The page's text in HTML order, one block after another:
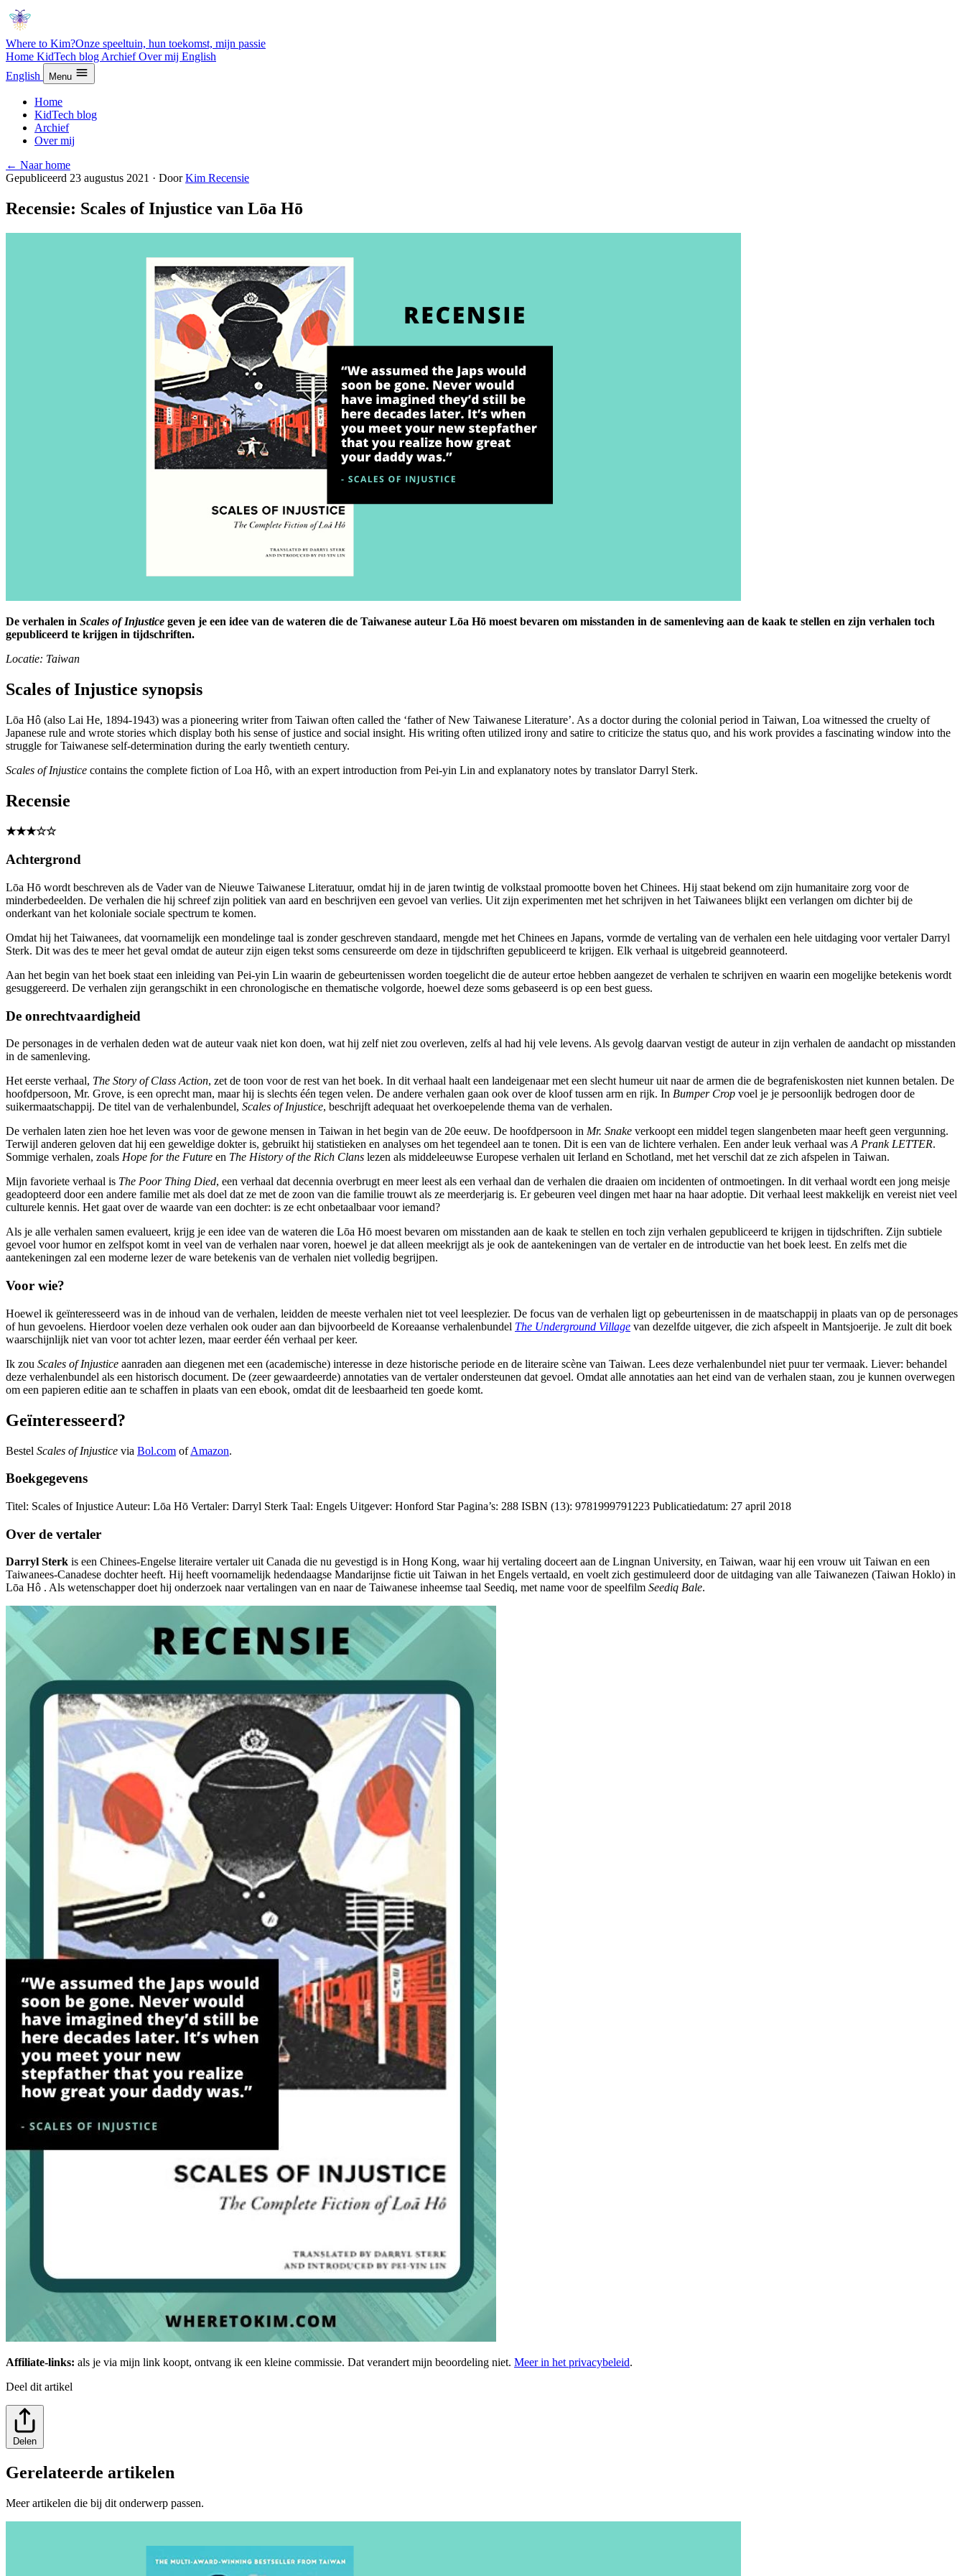
Where to Kim?Onze speeltuin, hun toekomst, mijn passie
Home KidTech blog ArchiefOver mij English
English
Menu
Home
KidTech blog
Archief
Over mij
← Naar home
Gepubliceerd 23 augustus 2021 · DoorKim Recensie
Recensie: Scales of Injustice van Lōa Hō
De verhalen in Scales of Injustice geven je een idee van de wateren die de Taiwanese auteur Lōa Hō moest bevaren om misstanden in de samenleving aan de kaak te stellen en zijn verhalen toch
gepubliceerd te krijgen in tijdschriften.
Locatie: Taiwan
Scales of Injustice synopsis
Lōa Hô (also Lai He, 1894-1943) was a pioneering writer from Taiwan often called the ‘father of New Taiwanese Literature’. As a doctor during the colonial period in Taiwan, Loa witnessed the cruelty of
Japanese rule and wrote stories which display both his sense of justice and social insight. His writing often utilized irony and satire to criticize the status quo, and his work provides a fascinating window into the
struggle for Taiwanese self-determination during the early twentieth century.
Scales of Injustice contains the complete fiction of Loa Hô, with an expert introduction from Pei-yin Lin and explanatory notes by translator Darryl Sterk.
Recensie
★★★☆☆
Achtergrond
Lōa Hō wordt beschreven als de Vader van de Nieuwe Taiwanese Literatuur, omdat hij in de jaren twintig de volkstaal promootte boven het Chinees. Hij staat bekend om zijn humanitaire zorg voor de
minderbedeelden. De verhalen die hij schreef zijn politiek van aard en beschrijven een gevoel van verlies. Uit zijn experimenten met het schrijven in het Taiwanees blijkt een verlangen om dichter bij de
onderkant van het koloniale sociale spectrum te komen.
Omdat hij het Taiwanees, dat voornamelijk een mondelinge taal is zonder geschreven standaard, mengde met het Chinees en Japans, vormde de vertaling van de verhalen een hele uitdaging voor vertaler Darryl
Sterk. Dit was des te meer het geval omdat de auteur zijn eigen tekst soms censureerde om deze in tijdschriften gepubliceerd te krijgen. Elk verhaal is uitgebreid geannoteerd.
Aan het begin van het boek staat een inleiding van Pei-yin Lin waarin de gebeurtenissen worden toegelicht die de auteur ertoe hebben aangezet de verhalen te schrijven en waarin een mogelijke betekenis wordt
gesuggereerd. De verhalen zijn gerangschikt in een chronologische en thematische volgorde, hoewel deze soms gebaseerd is op een best guess.
De onrechtvaardigheid
De personages in de verhalen deden wat de auteur vaak niet kon doen, wat hij zelf niet zou overleven, zelfs al had hij vele levens. Als gevolg daarvan vestigt de auteur in zijn verhalen de aandacht op misstanden
in de samenleving.
Het eerste verhaal, The Story of Class Action, zet de toon voor de rest van het boek. In dit verhaal haalt een landeigenaar met een slecht humeur uit naar de armen die de begrafeniskosten niet kunnen betalen. De
hoofdpersoon, Mr. Grove, is een oprecht man, maar hij is slechts één tegen velen. De andere verhalen gaan ook over de kloof tussen arm en rijk. In Bumper Crop voel je je persoonlijk bedrogen door de
suikermaatschappij. De titel van de verhalenbundel, Scales of Injustice, beschrijft adequaat het overkoepelende thema van de verhalen.
De verhalen laten zien hoe het leven was voor de gewone mensen in Taiwan in het begin van de 20e eeuw. De hoofdpersoon in Mr. Snake verkoopt een middel tegen slangenbeten maar heeft geen vergunning.
Terwijl anderen geloven dat hij een geweldige dokter is, gebruikt hij statistieken en analyses om het tegendeel aan te tonen. Dit is een van de lichtere verhalen. Een ander leuk verhaal was A Prank LETTER.
Sommige verhalen, zoals Hope for the Future en The History of the Rich Clans lezen als middeleeuwse Europese verhalen uit Ierland en Schotland, met het verschil dat ze zich afspelen in Taiwan.
Mijn favoriete verhaal is The Poor Thing Died, een verhaal dat decennia overbrugt en meer leest als een verhaal dan de verhalen die draaien om incidenten of ontmoetingen. In dit verhaal wordt een jong meisje
geadopteerd door een andere familie met als doel dat ze met de zoon van die familie trouwt als ze meerderjarig is. Er gebeuren veel dingen met haar na haar adoptie. Dit verhaal leest makkelijk en vereist niet veel
culturele kennis. Het gaat over de waarde van een dochter: is ze echt onbetaalbaar voor iemand?
Als je alle verhalen samen evalueert, krijg je een idee van de wateren die Lōa Hō moest bevaren om misstanden aan de kaak te stellen en toch zijn verhalen gepubliceerd te krijgen in tijdschriften. Zijn subtiele
gevoel voor humor en zelfspot komt in veel van de verhalen naar voren, hoewel je dat alleen meekrijgt als je ook de aantekeningen van de vertaler en de introductie van het boek leest. En zelfs met die
aantekeningen zal een moderne lezer de ware betekenis van de verhalen niet volledig begrijpen.
Voor wie?
Hoewel ik geïnteresseerd was in de inhoud van de verhalen, leidden de meeste verhalen niet tot veel leesplezier. De focus van de verhalen ligt op gebeurtenissen in de maatschappij in plaats van op de personages
of hun gevoelens. Hierdoor voelen deze verhalen ook ouder aan dan bijvoorbeeld de Koreaanse verhalenbundel The Underground Village van dezelfde uitgever, die zich afspeelt in Mantsjoerije. Je zult dit boek
waarschijnlijk niet van voor tot achter lezen, maar eerder één verhaal per keer.
Ik zou Scales of Injustice aanraden aan diegenen met een (academische) interesse in deze historische periode en de literaire scène van Taiwan. Lees deze verhalenbundel niet puur ter vermaak. Liever: behandel
deze verhalenbundel als een historisch document. De (zeer gewaardeerde) annotaties van de vertaler ondersteunen dat gevoel. Omdat alle annotaties aan het eind van de verhalen staan, zou je kunnen overwegen
om een papieren editie aan te schaffen in plaats van een ebook, omdat dit de leesbaarheid ten goede komt.
Geïnteresseerd?
Bestel Scales of Injustice via Bol.com ofAmazon.
Boekgegevens
Titel: Scales of Injustice Auteur: Lōa Hō Vertaler: Darryl Sterk Taal: Engels Uitgever: Honford Star Pagina’s: 288 ISBN (13): 9781999791223 Publicatiedatum: 27 april 2018
Over de vertaler
Darryl Sterk is een Chinees-Engelse literaire vertaler uit Canada die nu gevestigd is in Hong Kong, waar hij vertaling doceert aan de Lingnan University, en Taiwan, waar hij een vrouw uit Taiwan en een
Taiwanees-Canadese dochter heeft. Hij heeft voornamelijk hedendaagse Mandarijnse fictie uit Taiwan in het Engels vertaald, en voelt zich gestimuleerd door de uitdaging van alle Taiwanezen (Taiwan Hoklo) in
Lōa Hô . Als wetenschapper doet hij onderzoek naar vertalingen van en naar de Taiwanese inheemse taal Seediq, met name voor de speelfilm Seediq Bale.
Affiliate-links: als je via mijn link koopt, ontvang ik een kleine commissie. Dat verandert mijn beoordeling niet. Meer in het privacybeleid.
Deel dit artikel
Delen
Gerelateerde artikelen
Meer artikelen die bij dit onderwerp passen.